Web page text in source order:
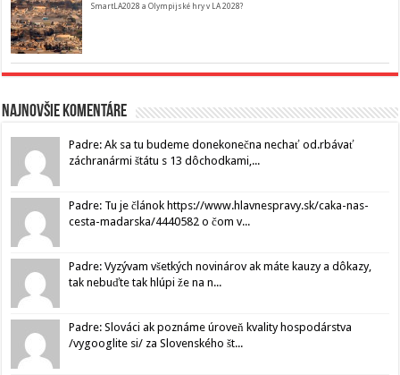
SmartLA2028 a Olympijské hry v LA 2028?
Najnovšie komentáre
Padre: Ak sa tu budeme donekonečna nechať od.rbávať
záchranármi štátu s 13 dôchodkami,...
Padre: Tu je článok https://www.hlavnespravy.sk/caka-nas-
cesta-madarska/4440582 o čom v...
Padre: Vyzývam všetkých novinárov ak máte kauzy a dôkazy,
tak nebuďte tak hlúpi že na n...
Padre: Slováci ak poznáme úroveň kvality hospodárstva
/vygooglite si/ za Slovenského št...